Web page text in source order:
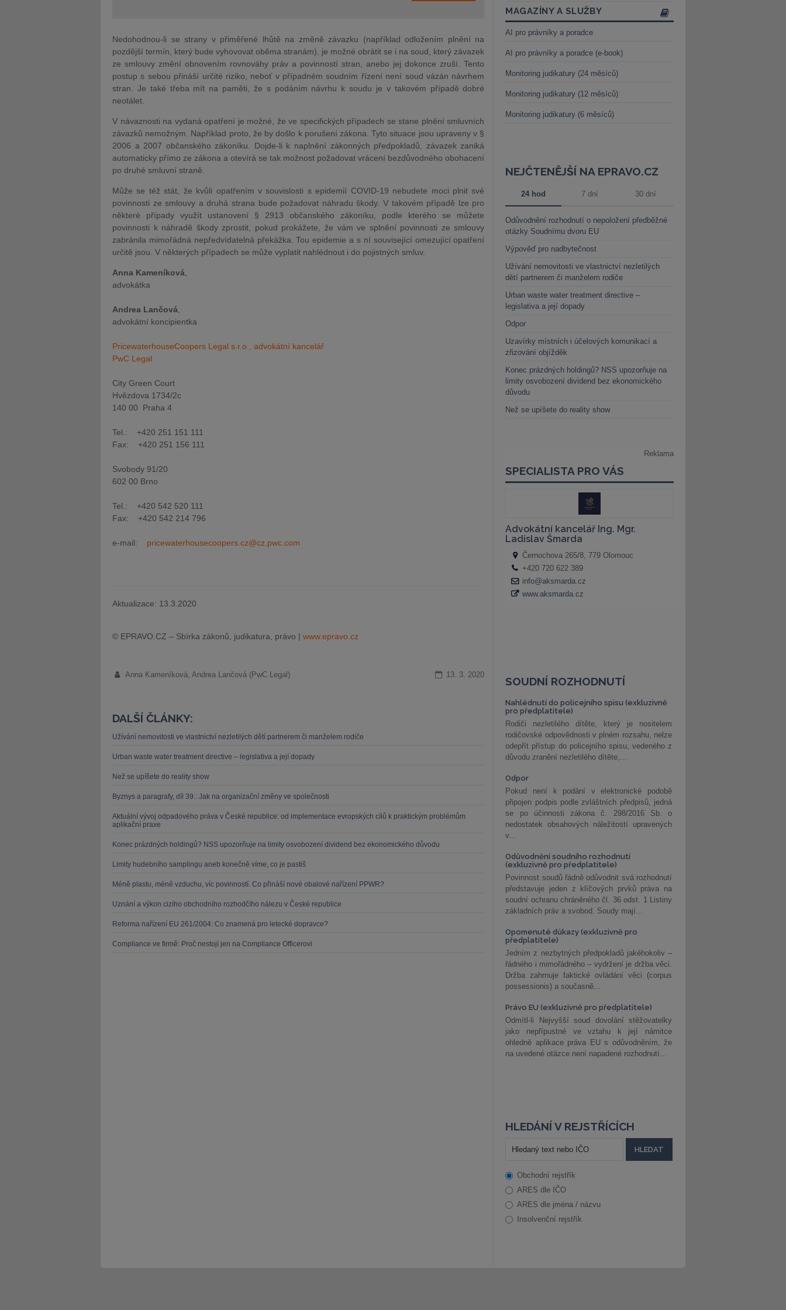
Nedohodnou-li se strany v přiměřené lhůtě na změně závazku (například odložením plnění na
pozdější termín, který bude vyhovovat oběma stranám), je možné obrátit se i na soud, který závazek
ze smlouvy změní obnovením rovnováhy práv a povinností stran, anebo jej dokonce zruší. Tento
postup s sebou přináší určité riziko, neboť v případném soudním řízení není soud vázán návrhem
stran. Je také třeba mít na paměti, že s podáním návrhu k soudu je v takovém případě dobré
neotálet.
V návaznosti na vydaná opatření je možné, že ve specifických případech se stane plnění smluvních
závazků nemožným. Například proto, že by došlo k porušení zákona. Tyto situace jsou upraveny v §
2006 a 2007 občanského zákoníku. Dojde-li k naplnění zákonných předpokladů, závazek zaniká
automaticky přímo ze zákona a otevírá se tak možnost požadovat vrácení bezdůvodného obohacení
po druhé smluvní straně.
Může se též stát, že kvůli opatřením v souvislosti s epidemií COVID-19 nebudete moci plnit své
povinnosti ze smlouvy a druhá strana bude požadovat náhradu škody. V takovém případě lze pro
některé případy využít ustanovení § 2913 občanského zákoníku, podle kterého se můžete
povinnosti k náhradě škody zprostit, pokud prokážete, že vám ve splnění povinnosti ze smlouvy
zabránila mimořádná nepředvídatelná překážka. Tou epidemie a s ní související omezující opatření
určitě jsou. V některých případech se může vyplatit nahlédnout i do pojistných smluv.
Anna Kameníková
advokátka
Andrea Lančová
advokátní koncipientka
PricewaterhouseCoopers Legal s.r.o., advokátní kancelář
PwC Legal
City Green Court
Hvězdova 1734/2c
140 00 Praha 4
Tel.: +420 251 151 111
Fax: +420 251 156 111
Svobody 91/20
602 00 Brno
Tel.: +420 542 520 111
Fax: +420 542 214 796
e-mail: pricewaterhousecoopers.cz@cz.pwc.com
Aktualizace: 13.3.2020
© EPRAVO.CZ – Sbírka zákonů, judikatura, právo | www.epravo.cz
Anna Kameníková, Andrea Lančová (PwC Legal) 13. 3. 2020
DALŠÍ ČLÁNKY:
Užívání nemovitosti ve vlastnictví nezletilých dětí partnerem či manželem rodiče
Urban waste water treatment directive – legislativa a její dopady
Než se upíšete do reality show
Byznys a paragrafy, díl 39.: Jak na organizační změny ve společnosti
Aktuální vývoj odpadového práva v České republice: od implementace evropských cílů k praktickým problémům
aplikační praxe
Konec prázdných holdingů? NSS upozorňuje na limity osvobození dividend bez ekonomického důvodu
Limity hudebního samplingu aneb konečně víme, co je pastiš
Méně plastu, méně vzduchu, víc povinností. Co přináší nové obalové nařízení PPWR?
Uznání a výkon cizího obchodního rozhodčího nálezu v České republice
Reforma nařízení EU 261/2004: Co znamená pro letecké dopravce?
Compliance ve firmě: Proč nestojí jen na Compliance Officerovi
MAGAZÍNY A SLUŽBY
AI pro právníky a poradce
AI pro právníky a poradce (e-book)
Monitoring judikatury (24 měsíců)
Monitoring judikatury (12 měsíců)
Monitoring judikatury (6 měsíců)
NEJČTENĚJŠÍ NA EPRAVO.CZ
24 hod 7 dní 30 dní
Odůvodnění rozhodnutí o nepoložení předběžné
otázky Soudnímu dvoru EU
Výpověď pro nadbytečnost
Užívání nemovitosti ve vlastnictví nezletilých
dětí partnerem či manželem rodiče
Urban waste water treatment directive –
legislativa a její dopady
Odpor
Uzavírky místních i účelových komunikací a
zřizování objížděk
Konec prázdných holdingů? NSS upozorňuje na
limity osvobození dividend bez ekonomického
důvodu
Než se upíšete do reality show
SOUDNÍ ROZHODNUTÍ
Nahlédnutí do policejního spisu (exkluzivně
pro předplatitele)
Rodiči nezletilého dítěte, který je nositelem
rodičovské odpovědnosti v plném rozsahu, nelze
odepřít přístup do policejního spisu, vedeného z
důvodu zranění nezletilého dítěte,...
Odpor
Pokud není k podání v elektronické podobě
připojen podpis podle zvláštních předpisů, jedná
se po účinnosti zákona č. 298/2016 Sb. o
nedostatek obsahových náležitostí upravených
v...
Odůvodnění soudního rozhodnutí
(exkluzivně pro předplatitele)
Povinnost soudů řádně odůvodnit svá rozhodnutí
představuje jeden z klíčových prvků práva na
soudní ochranu chráněného čl. 36 odst. 1 Listiny
základních práv a svobod. Soudy mají...
Opomenuté důkazy (exkluzivně pro
předplatitele)
Jedním z nezbytných předpokladů jakéhokoliv –
řádného i mimořádného – vydržení je držba věci.
Držba zahrnuje faktické ovládání věci (corpus
possessionis) a současně...
Právo EU (exkluzivně pro předplatitele)
Odmítl-li Nejvyšší soud dovolání stěžovatelky
jako nepřípustné ve vztahu k její námitce
ohledně aplikace práva EU s odůvodněním, že
na uvedené otázce není napadené rozhodnutí...
HLEDÁNÍ V REJSTŘÍCÍCH
Obchodní rejstřík
ARES dle IČO
ARES dle jména / názvu
Insolvenční rejstřík